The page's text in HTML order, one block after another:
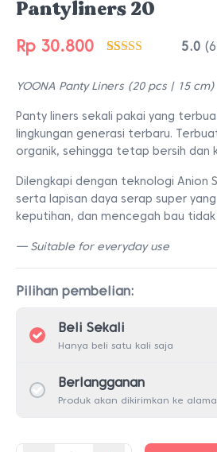
Pantyliners 20
Rp 30.800
berdasarkan
pelanggan
5.0
YOONA Panty Liners (20 pcs | 15 cm)
Panty liners sekali pakai yang
lingkungan generasi terbaru.
organik, sehingga tetap bersih dan
Dilengkapi dengan teknologi Anion
serta lapisan daya serap super
keputihan, dan mencegah bau
— Suitable for everyday use
Pilihan pembelian:
Beli Sekali
Hanya beli satu kali saja
Berlangganan
Produk akan dikirimkan ke